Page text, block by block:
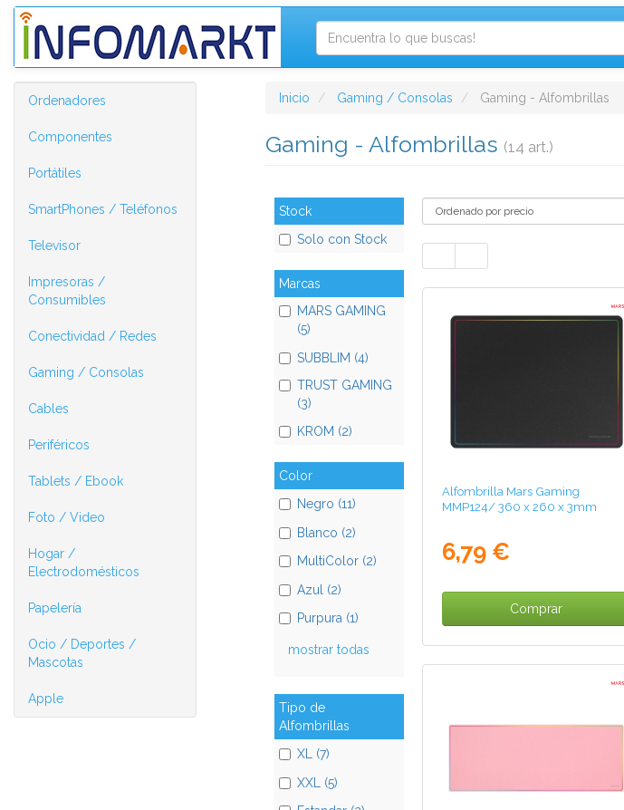
Ordenadores
Componentes
Portátiles
SmartPhones / Teléfonos
Televisor
Impresoras /
Consumibles
Conectividad / Redes
Gaming / Consolas
Cables
Periféricos
Tablets / Ebook
Foto / Video
Hogar /
Electrodomésticos
Papelería
Ocio / Deportes /
Mascotas
Apple
Inicio Gaming / Consolas Gaming - Alfombrillas
Gaming - Alfombrillas (14 art.)
Stock
Solo con Stock
Marcas
MARS GAMING
(5)
SUBBLIM (4)
TRUST GAMING
(3)
KROM (2)
Color
Negro (11)
Blanco (2)
MultiColor (2)
Azul (2)
Purpura (1)
mostrar todas
Tipo de
Alfombrillas
XL (7)
XXL (5)
Alfombrilla Mars Gaming
MMP124/ 360 x 260 x 3mm
6,79 €
Comprar